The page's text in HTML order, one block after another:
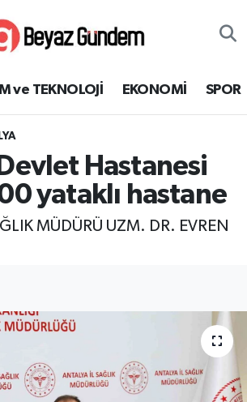
ve TEKNOLOJİ EKONOMİ SPOR
Hastanesi
yataklı hastane
MÜDÜRÜ UZM. DR. EVREN
Durumu ve Fikstür